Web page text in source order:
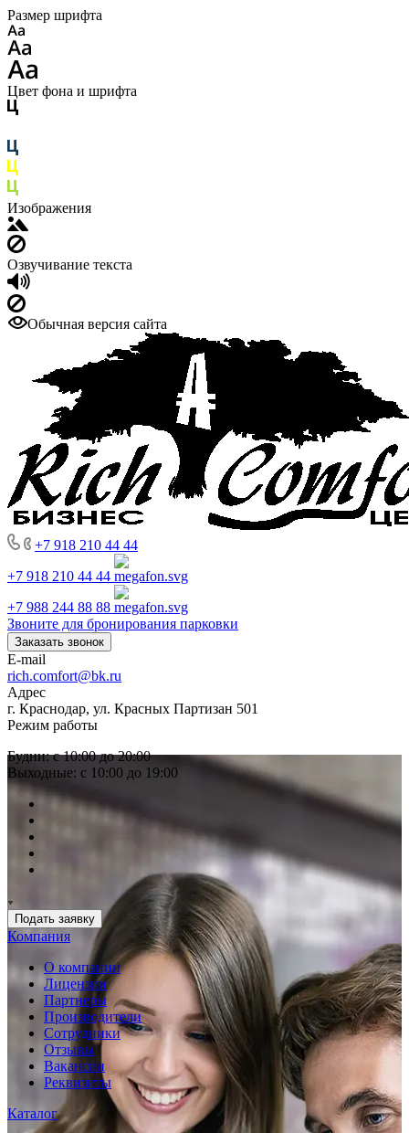
Размер шрифта
Цвет фона и шрифта
Изображения
Озвучивание текста
Обычная версия сайта
+7 918 210 44 44
+7 918 210 44 44
+7 988 244 88 88
Звоните для бронирования парковки
Заказать звонок
E-mail
rich.comfort@bk.ru
Адрес
г. Краснодар, ул. Красных Партизан 501
Режим работы
Будни: с 10:00 до 20:00
Выходные: с 10:00 до 19:00
Подать заявку
Компания
О компании
Лицензии
Партнеры
Производители
Сотрудники
Отзывы
Вакансии
Реквизиты
Каталог